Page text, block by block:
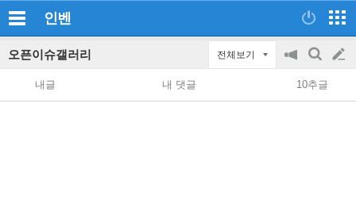
인벤
오픈이슈갤러리 전체보기
공
지
on/off
검
색
글
쓰
내글 내 댓글 10추글